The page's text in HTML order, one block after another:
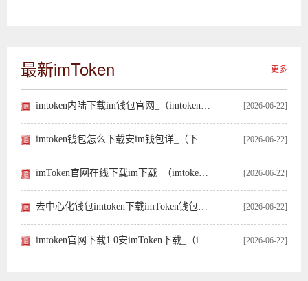
最新imToken 更多
[2026-06-22]
[2026-06-22]
[2026-06-22]
[2026-06-22]
[2026-06-22]